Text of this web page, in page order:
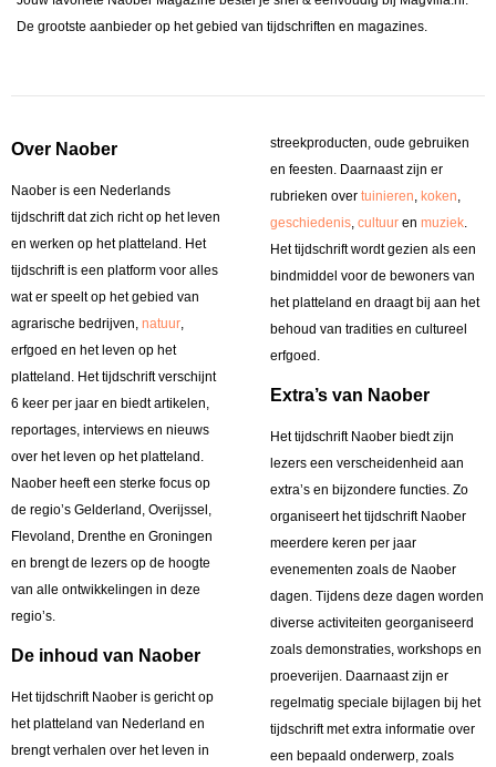
De grootste aanbieder op het gebied van tijdschriften en magazines.
Over Naober
Naober is een Nederlands
tijdschrift dat zich richt op het leven
en werken op het platteland. Het
tijdschrift is een platform voor alles
wat er speelt op het gebied van
agrarische bedrijven, natuur
erfgoed en het leven op het
platteland. Het tijdschrift verschijnt
6 keer per jaar en biedt artikelen,
reportages, interviews en nieuws
over het leven op het platteland.
Naober heeft een sterke focus op
de regio’s Gelderland, Overijssel,
Flevoland, Drenthe en Groningen
en brengt de lezers op de hoogte
van alle ontwikkelingen in deze
regio’s.
De inhoud van Naober
Het tijdschrift Naober is gericht op
het platteland van Nederland en
brengt verhalen over het leven in
streekproducten, oude gebruiken
en feesten. Daarnaast zijn er
rubrieken over tuinieren koken
geschiedenis cultuur en muziek
Het tijdschrift wordt gezien als een
bindmiddel voor de bewoners van
het platteland en draagt bij aan het
behoud van tradities en cultureel
erfgoed.
Extra’s van Naober
Het tijdschrift Naober biedt zijn
lezers een verscheidenheid aan
extra’s en bijzondere functies. Zo
organiseert het tijdschrift Naober
meerdere keren per jaar
evenementen zoals de Naober
dagen. Tijdens deze dagen worden
diverse activiteiten georganiseerd
zoals demonstraties, workshops en
proeverijen. Daarnaast zijn er
regelmatig speciale bijlagen bij het
tijdschrift met extra informatie over
een bepaald onderwerp, zoals